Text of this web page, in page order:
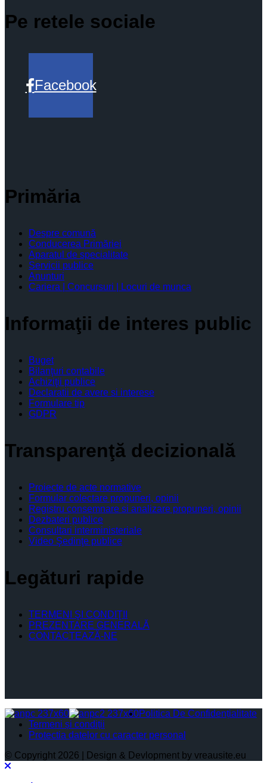
Pe retele sociale
Facebook
Primăria
Despre comună
Conducerea Primăriei
Aparatul de specialitate
Servicii publice
Anunturi
Cariera | Concursuri | Locuri de munca
Informaţii de interes public
Buget
Bilanţuri contabile
Achiziţii publice
Declaratii de avere si interese
Formulare tip
GDPR
Transparenţă decizională
Proiecte de acte normative
Formular colectare propuneri, opinii
Registru consemnare si analizare propuneri, opinii
Dezbateri publice
Consultari interministeriale
Video Şedinţe publice
Legături rapide
TERMENI ŞI CONDIŢII
PREZENTARE GENERALĂ
CONTACTEAZĂ-NE
Politica De Confidențialitate
Termeni și condiții
Protectia datelor cu caracter personal
© Copyright 2026 | Design & Devlopment by vreausite.eu